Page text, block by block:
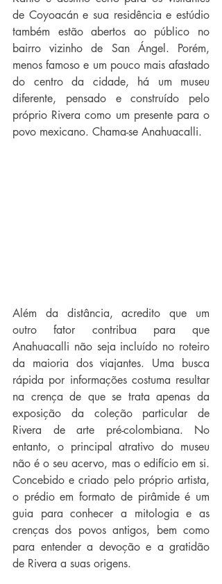
de Coyoacán e sua residência e estúdio
também estão abertos ao público no
bairro vizinho de San Ángel. Porém,
menos famoso e um pouco mais afastado
do centro da cidade, há um museu
diferente, pensado e construído pelo
próprio Rivera como um presente para o
povo mexicano. Chama-se Anahuacalli.
Além da distância, acredito que um
outro fator contribua para que
Anahuacalli não seja incluído no roteiro
da maioria dos viajantes. Uma busca
rápida por informações costuma resultar
na crença de que se trata apenas da
exposição da coleção particular de
Rivera de arte pré-colombiana. No
entanto, o principal atrativo do museu
não é o seu acervo, mas o edifício em si.
Concebido e criado pelo próprio artista,
o prédio em formato de pirâmide é um
guia para conhecer a mitologia e as
crenças dos povos antigos, bem como
para entender a devoção e a gratidão
de Rivera a suas origens.